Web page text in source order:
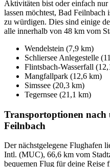
Aktivitäten bist oder einfach
lassen möchtest, Bad
zu würdigen. Dies sind einige
alle innerhalb von 48 km vom
Wendelstein (7,9 km)
Schliersee Anlegestelle
Flintsbach-Wasserfall
Mangfallpark (12,6 km)
Simssee (20,3 km)
Tegernsee (21,1 km)
Transportoptionen
Feilnbach
Der nächstgelegene Flughafen
Intl. (MUC), 66,6 km vom
bequemen Flug für deine Reise